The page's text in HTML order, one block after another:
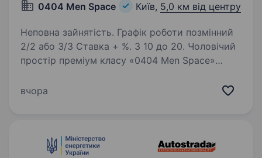
0404 Men Space Київ, 5,0 км від центру
Неповна зайнятість. Графік роботи позмінний
2/2 або 3/3 Ставка + %. З 10 до 20. Чоловічий
простір преміум класу «0404 Men Space»
людини з приємною зовнішністю на посаду
вчора